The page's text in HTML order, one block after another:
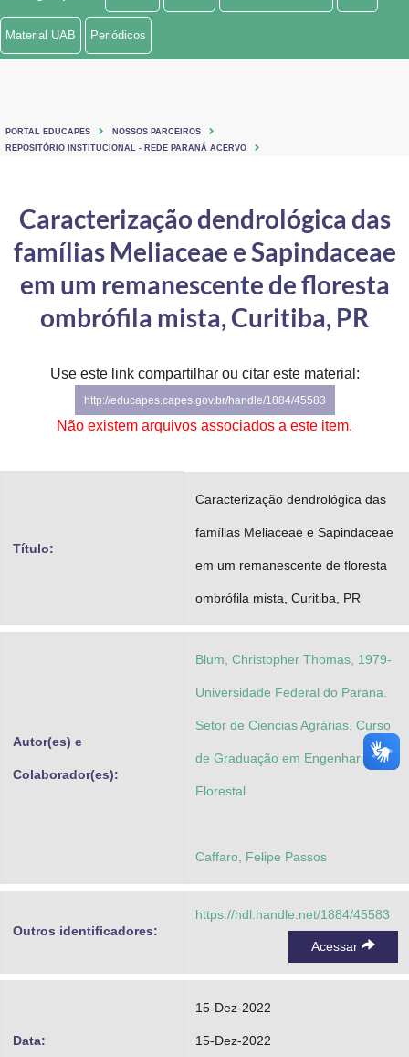
Ministério de Minas e Energia
Ministério do Turismo
Controladoria-Geral da União
Secretaria-Geral
Gabinete de Segurança Institucional
Advocacia-Geral da União
Material UAB Periódicos
PORTAL EDUCAPES
NOSSOS PARCEIROS
REPOSITÓRIO INSTITUCIONAL - REDE PARANÁ ACERVO
Caracterização dendrológica das
famílias Meliaceae e Sapindaceae
em um remanescente de floresta
ombrófila mista, Curitiba, PR
Use este link compartilhar ou citar este material:
http://educapes.capes.gov.br/handle/1884/45583
Não existem arquivos associados a este item.
Título:
Caracterização dendrológica das
famílias Meliaceae e Sapindaceae
em um remanescente de floresta
ombrófila mista, Curitiba, PR
Autor(es) e
Colaborador(es):
Blum, Christopher Thomas, 1979-
Universidade Federal do Parana.
Setor de Ciencias Agrárias. Curso
de Graduação em Engenharia
Florestal
Caffaro, Felipe Passos
Outros identificadores:
https://hdl.handle.net/1884/45583
Acessar
Data:
15-Dez-2022
15-Dez-2022